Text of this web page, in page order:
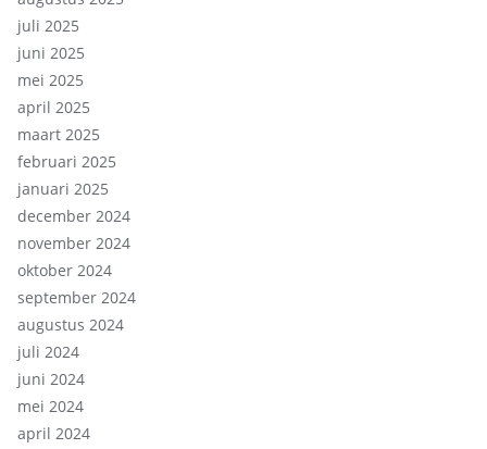
juli 2025
juni 2025
mei 2025
april 2025
maart 2025
februari 2025
januari 2025
december 2024
november 2024
oktober 2024
september 2024
augustus 2024
juli 2024
juni 2024
mei 2024
april 2024